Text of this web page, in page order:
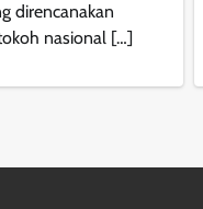
direncanakan
nasional […]